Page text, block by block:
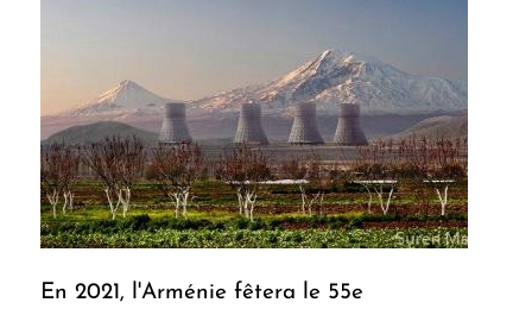
En 2021, l'Arménie fêtera le 55e